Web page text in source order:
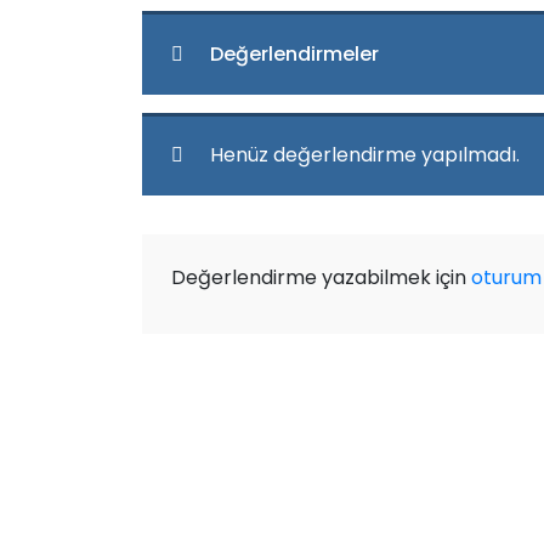
Değerlendirmeler
Henüz değerlendirme yapılmadı.
Değerlendirme yazabilmek içinoturum